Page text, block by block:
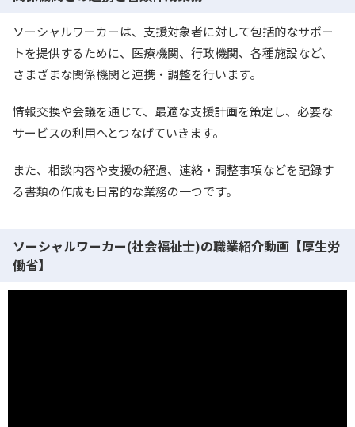
ソーシャルワーカーは、支援対象者に対して包括的なサポー
トを提供するために、医療機関、行政機関、各種施設など、
さまざまな関係機関と連携・調整を行います。
情報交換や会議を通じて、最適な支援計画を策定し、必要な
サービスの利用へとつなげていきます。
また、相談内容や支援の経過、連絡・調整事項などを記録す
る書類の作成も日常的な業務の一つです。
ソーシャルワーカー(社会福祉士)の職業紹介動画【厚生労
働省】